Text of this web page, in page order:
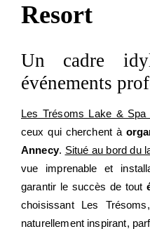
Resort
Un cadre
événements
Les Trésoms Lake & Spa
ceux qui cherchent à
Annecy. Situé au bord du
vue imprenable et
garantir le succès de tout
choisissant Les
naturellement inspirant,